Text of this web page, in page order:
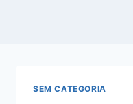
SEM CATEGORIA